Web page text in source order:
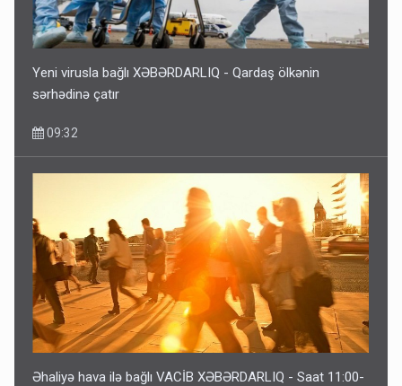
Əhaliyə hava ilə bağlı VACİB XƏBƏRDARLIQ - Saat 11:00-
dan…
ŞOK! David Seliverstov ölkədən qaçdı
6 Avqust 14:14
Yeni virusla bağlı XƏBƏRDARLIQ - Qardaş ölkənin
sərhədinə çatır
09:32
Əhaliyə hava ilə bağlı VACİB XƏBƏRDARLIQ - Saat 11:00-